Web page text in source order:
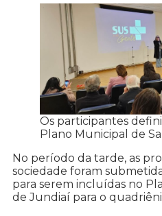
Os participantes
Plano Municipal de
No período da tarde, as
sociedade foram
para serem incluídas no
de Jundiaí para o